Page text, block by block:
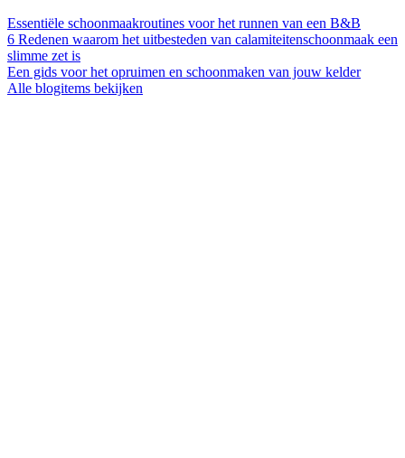
Essentiële schoonmaakroutines voor het runnen van een B&B
6 Redenen waarom het uitbesteden van calamiteitenschoonmaak een
slimme zet is
Een gids voor het opruimen en schoonmaken van jouw kelder
Alle blogitems bekijken